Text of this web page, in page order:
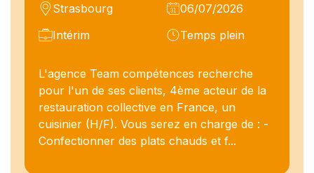
Strasbourg
06/07/2026
Intérim
Temps plein
L'agence Team compétences recherche
pour l'un de ses clients, 4ème acteur de la
restauration collective en France, un
cuisinier (H/F). Vous serez en charge de : -
Confectionner des plats chauds et f...